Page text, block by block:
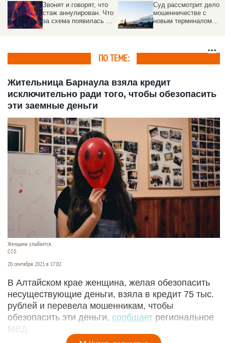
Звонят и говорят, что
стаж аннулирован. Что
за схема появилась в
Суд рассмотрит дело о
мошенничестве с
новым терминалом
ПО ТЕМЕ:
Жительница Барнаула взяла кредит
исключительно ради того, чтобы обезопасить
эти заемные деньги
Женщина улыбается.
СС0
20 сентября 2021 в 17:02
В Алтайском крае женщина, желая обезопасить
несуществующие деньги, взяла в кредит 75 тыс.
рублей и перевела мошенникам, чтобы
обезопасить эти деньги, сообщает региональное
МВД.